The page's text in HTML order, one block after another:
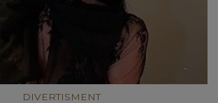
DIVERTISMENT